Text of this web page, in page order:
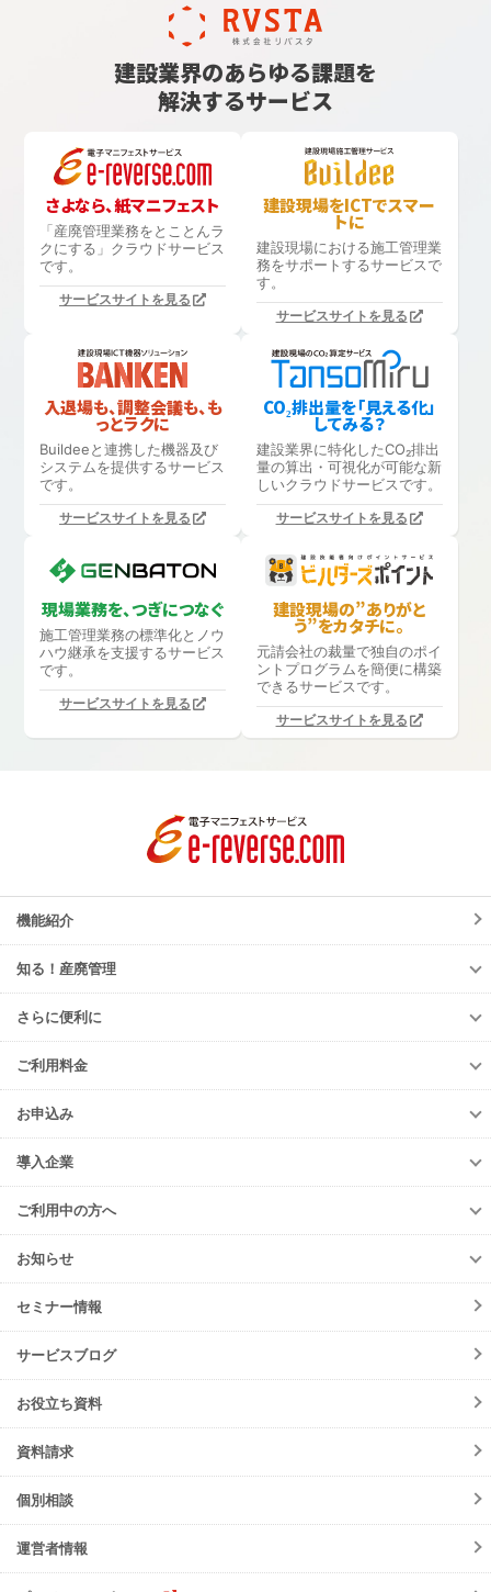
建設業界のあらゆる課題を
解決するサービス
さよなら、紙マニフェスト
「産廃管理業務をとことんラ
クにする」 クラウドサービス
です。
サービスサイトを見る
建設現場をICTでスマー
トに
建設現場における施工管理業
務をサポートするサービスで
す。
サービスサイトを見る
入退場も、調整会議も、も
っとラクに
Buildeeと連携した機器及び
システムを提供するサービス
です。
サービスサイトを見る
CO₂排出量を「見える化」
してみる？
建設業界に特化したCO₂排出
量の算出・可視化が可能な新
しいクラウドサービスです。
サービスサイトを見る
現場業務を、つぎにつなぐ
施工管理業務の標準化と ノウ
ハウ継承を支援するサービス
です。
サービスサイトを見る
建設現場の”ありがと
う”をカタチに。
元請会社の裁量で独自のポイ
ントプログラムを簡便に構築
できるサービスです。
サービスサイトを見る
機能紹介
知る！産廃管理
知る！産廃管理
初級編
中級編
上級編
さらに便利に
さらに便利に
TansoMiru産廃
多量排出行政報告支援サービス
再生資源利用促進支援サービス
er-contract
遠隔承認モデル
JWNETデータ取込機能
パッケージソフト
ご利用料金
ご利用料金
排出事業者様
収集運搬・
お申込み
お申込み
e-reverse.com
TansoMiru産廃
多量排出行政報告支援サービス
er-contract
再生資源利用促進支援サービス
導入企業
導入企業
収集運搬業者・
排出事業者一覧
導入事例一覧
ご利用中の方へ
ご利用中の方へ
各種お手続き
ご登録情報変更
初期設定方法
動作環境
会員規約
サービスの可用性とセキュリティ
よくあるご質問
注意事項
お知らせ
お知らせ
ニュースリリース
メンテナンス
障害情報
機能リリース
イベント
セミナー情報
サービスブログ
お役立ち資料
資料請求
個別相談
運営者情報